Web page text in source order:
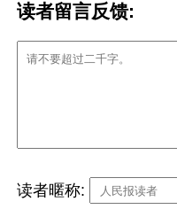
读者留言反馈:
读者暱称: